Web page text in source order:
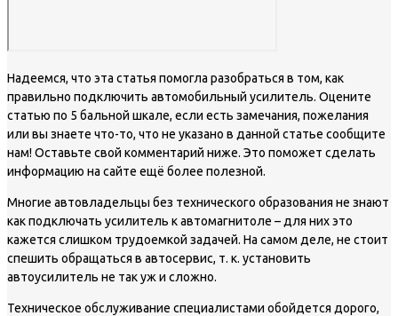
Надеемся, что эта статья помогла разобраться в том, как
правильно подключить автомобильный усилитель. Оцените
статью по 5 бальной шкале, если есть замечания, пожелания
или вы знаете что-то, что не указано в данной статье сообщите
нам! Оставьте свой комментарий ниже. Это поможет сделать
информацию на сайте ещё более полезной.
Многие автовладельцы без технического образования не знают
как подключать усилитель к автомагнитоле – для них это
кажется слишком трудоемкой задачей. На самом деле, не стоит
спешить обращаться в автосервис, т. к. установить
автоусилитель не так уж и сложно.
Техническое обслуживание специалистами обойдется дорого,